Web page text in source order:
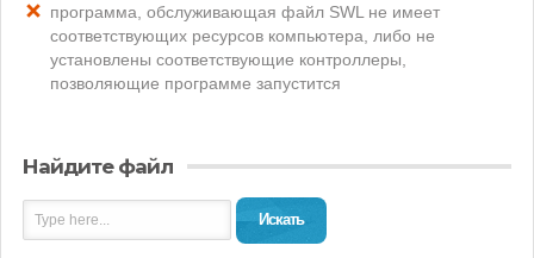
программа, обслуживающая файл SWL не имеет
соответствующих ресурсов компьютера, либо не
установлены соответствующие контроллеры,
позволяющие программе запустится
Найдите файл
Искать